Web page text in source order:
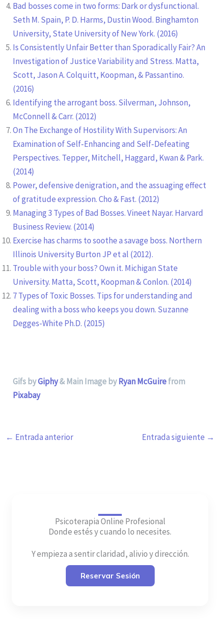
Bad bosses come in two forms: Dark or dysfunctional.
Seth M. Spain, P. D. Harms, Dustin Wood. Binghamton
University, State University of New York. (2016)
Is Consistently Unfair Better than Sporadically Fair? An
Investigation of Justice Variability and Stress. Matta,
Scott, Jason A. Colquitt, Koopman, & Passantino.
(2016)
Identifying the arrogant boss. Silverman, Johnson,
McConnell & Carr. (2012)
On The Exchange of Hostility With Supervisors: An
Examination of Self‐Enhancing and Self‐Defeating
Perspectives. Tepper, Mitchell, Haggard, Kwan & Park.
(2014)
Power, defensive denigration, and the assuaging effect
of gratitude expression. Cho & Fast. (2012)
Managing 3 Types of Bad Bosses. Vineet Nayar. Harvard
Business Review. (2014)
Exercise has charms to soothe a savage boss. Northern
Illinois University Burton JP et al (2012).
Trouble with your boss? Own it. Michigan State
University. Matta, Scott, Koopman & Conlon. (2014)
7 Types of Toxic Bosses. Tips for understanding and
dealing with a boss who keeps you down. Suzanne
Degges-White Ph.D. (2015)
Gifs byGiphy& Main Image byRyan McGuirefrom
Pixabay
← Entrada anterior Entrada siguiente →
Psicoterapia Online Profesional
Donde estés y cuando lo necesites.
Y empieza a sentir claridad, alivio y dirección.
Reservar Sesión